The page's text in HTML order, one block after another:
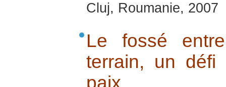
Cluj, Roumanie, 2007
Le fossé
terrain, un
paix